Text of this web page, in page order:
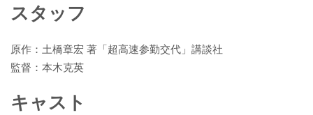
スタッフ
原作：土橋章宏 著「超高速参勤交代」講談社
監督：本木克英
キャスト